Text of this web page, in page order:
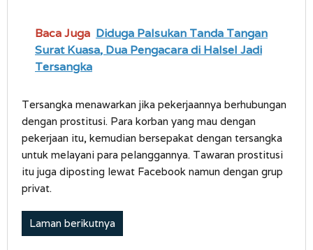
Baca Juga Diduga Palsukan Tanda Tangan
Surat Kuasa, Dua Pengacara di Halsel Jadi
Tersangka
Tersangka menawarkan jika pekerjaannya berhubungan
dengan prostitusi. Para korban yang mau dengan
pekerjaan itu, kemudian bersepakat dengan tersangka
untuk melayani para pelanggannya. Tawaran prostitusi
itu juga diposting lewat Facebook namun dengan grup
privat.
Laman berikutnya